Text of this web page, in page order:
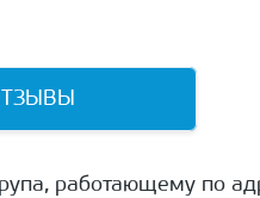
работающему по